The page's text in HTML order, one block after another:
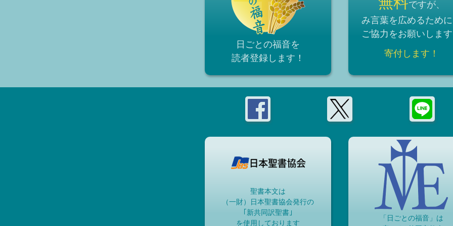
日ごとの福音を
読者登録 します！
ですが、
み言葉を広めるため
ご協力をお願いしま
寄付します！
聖書本文は
（一財）日本聖書協会発行の
｢新共同訳聖書｣
を使用しております
「日ごとの福音」は